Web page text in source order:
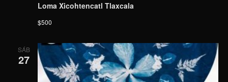
Loma Xicohtencatl Tlaxcala
$500
SÁB
27